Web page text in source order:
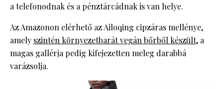
a telefonodnak és a pénztárcádnak is van helye.
Az Amazonon elérhető az Ailoqing cipzáras mellénye,
amely szintén környezetbarát vegán bőrből készült, a
magas gallérja pedig kifejezetten meleg darabbá
varázsolja.